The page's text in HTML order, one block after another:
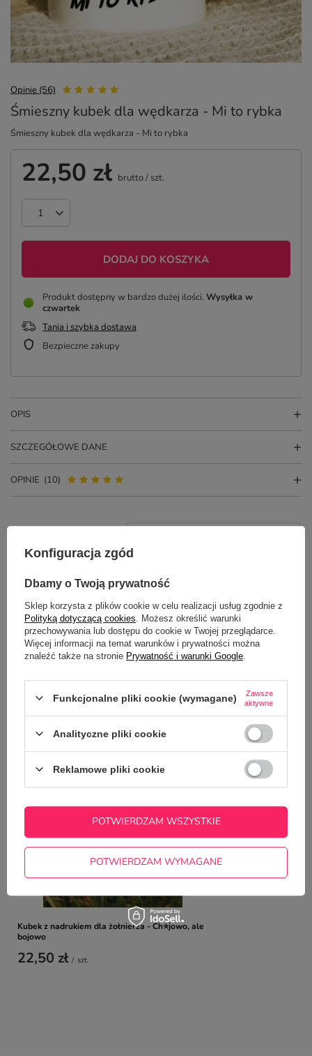
Opinie (56)
Śmieszny kubek dla wędkarza - Mi to rybka
Śmieszny kubek dla wędkarza - Mi to rybka
22,50 zł brutto/ szt.
DODAJ DO KOSZYKA
Produkt dostępny w bardzo dużej ilości Wysyłka w
czwartek
Tania i szybka dostawa
Bezpieczne zakupy
OPIS
SZCZEGÓŁOWE DANE
OPINIE (10)
Potrzebujesz pomocy? Masz pytania?
Zadaj pytanie a my odpowiemy
niezwłocznie, najciekawsze pytania i
ZADAJ PYTANIE
NAJCZĘŚCIEJ KUPOWANE Z
TYM TOWAREM
Kubek z nadrukiem dla żołnierza - Ch⭐jowo, ale
bojowo
22,50 zł / szt.
Kubek dla mamy -
22,50 zł
Konfiguracja zgód
Dbamy o Twoją prywatność
Sklep korzysta z plików cookie w celu realizacji usług zgodnie z
Polityką dotyczącą cookies . Możesz określić warunki
przechowywania lub dostępu do cookie w Twojej przeglądarce.
Więcej informacji na temat warunków i prywatności można
znaleźć także na stronie Prywatność i warunki Google
Funkcjonalne pliki cookie (wymagane)
Zawsze
aktywne
Analityczne pliki cookie
Reklamowe pliki cookie
POTWIERDZAM WYMAGANE
POTWIERDZAM WSZYSTKIE